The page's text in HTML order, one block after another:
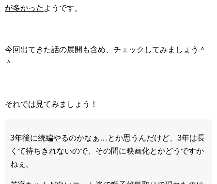
が多かった ようです。
今回出てきた話の展開も含め、チェックしてみましょう＾
＾
それでは見てみましょう！
3年後に続編やるのかなぁ…とか思うんだけど、3年は長
くて待ちきれないので、その間に映画化とかどうですか
ねぇ。